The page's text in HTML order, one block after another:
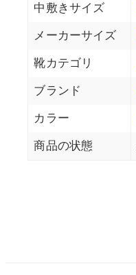
中敷きサイズ
メーカーサイズ
靴カテゴリ
ブランド
カラー
商品の状態